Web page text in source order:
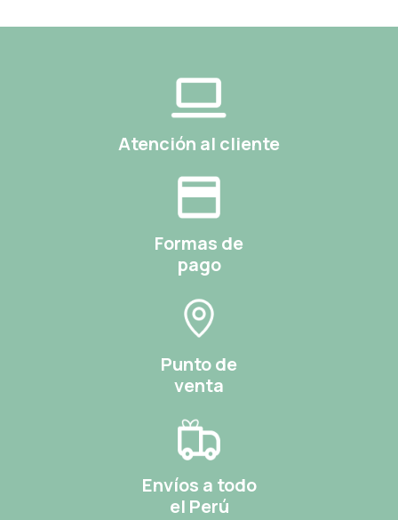
Atención al cliente
Formas de
pago
Punto de
venta
Envíos a todo
el Perú